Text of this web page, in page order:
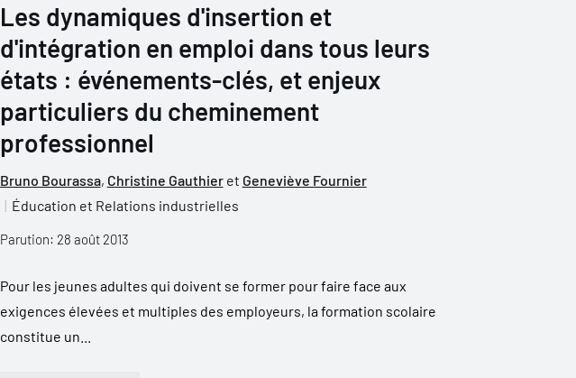
Les dynamiques d'insertion et
d'intégration en emploi dans tous leurs
états : événements-clés, et enjeux
particuliers du cheminement
professionnel
Bruno Bourassa, Christine Gauthieret Geneviève Fournier
Éducation et Relations industrielles
Parution: 28 août 2013
Pour les jeunes adultes qui doivent se former pour faire face aux
exigences élevées et multiples des employeurs, la formation scolaire
constitue un...